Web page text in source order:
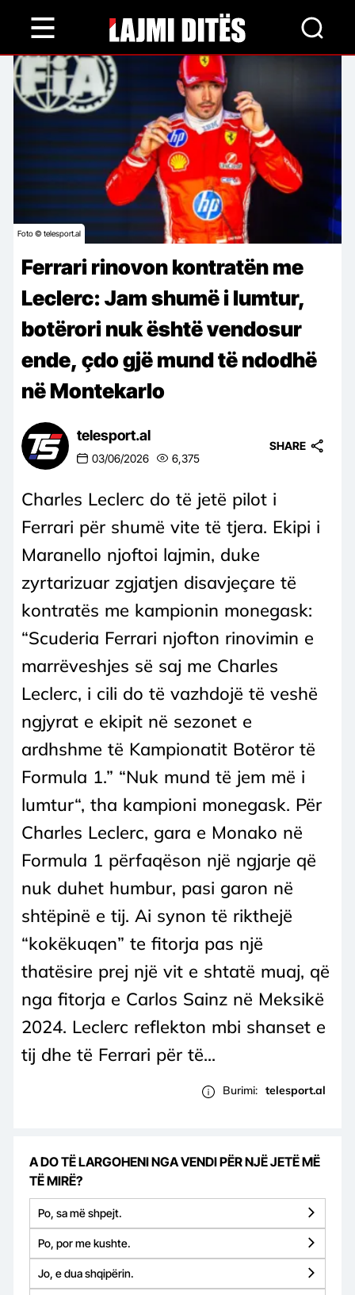
content
Foto © telesport.al
Ferrari rinovon kontratën me
Leclerc: Jam shumë i lumtur,
botërori nuk është vendosur
ende, çdo gjë mund të ndodhë
në Montekarlo
telesport.al
03/06/2026 6,375
SHARE
Charles Leclerc do të jetë pilot i
Ferrari për shumë vite të tjera. Ekipi i
Maranello njoftoi lajmin, duke
zyrtarizuar zgjatjen disavjeçare të
kontratës me kampionin monegask:
“Scuderia Ferrari njofton rinovimin e
marrëveshjes së saj me Charles
Leclerc, i cili do të vazhdojë të veshë
ngjyrat e ekipit në sezonet e
ardhshme të Kampionatit Botëror të
Formula 1.” “Nuk mund të jem më i
lumtur“, tha kampioni monegask. Për
Charles Leclerc, gara e Monako në
Formula 1 përfaqëson një ngjarje që
nuk duhet humbur, pasi garon në
shtëpinë e tij. Ai synon të rikthejë
“kokëkuqen” te fitorja pas një
thatësire prej një vit e shtatë muaj, që
nga fitorja e Carlos Sainz në Meksikë
2024. Leclerc reflekton mbi shanset e
tij dhe të Ferrari për të...
Burimi: telesport.al
A DO TË LARGOHENI NGA VENDI PËR NJË JETË MË
TË MIRË?
Po, sa më shpejt.
Po, por me kushte.
Jo, e dua shqipërin.